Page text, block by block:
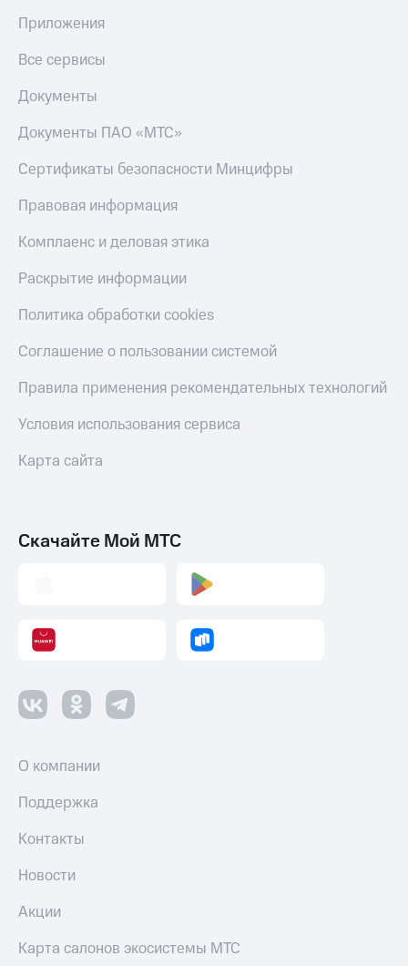
Приложения
Все сервисы
Документы
Документы ПАО «МТС»
Сертификаты безопасности Минцифры
Правовая информация
Комплаенс и деловая этика
Раскрытие информации
Политика обработки cookies
Соглашение о пользовании системой
Правила применения рекомендательных технологий
Условия использования сервиса
Карта сайта
Скачайте Мой МТС
О компании
Поддержка
Контакты
Новости
Акции
Карта салонов экосистемы МТС